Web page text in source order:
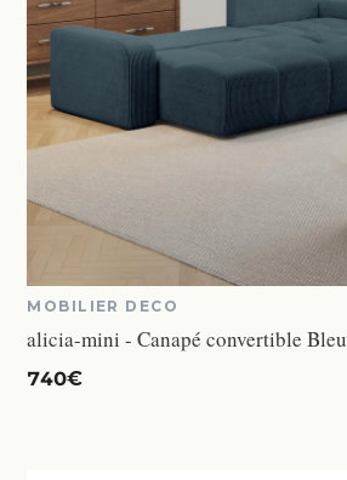
MOBILIER DECO
alicia-mini - Canapé convertible Bleu
740€